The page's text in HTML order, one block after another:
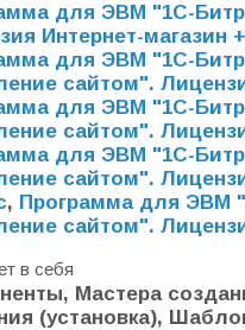
для ЭВМ "1С-
Интернет-магазин
для ЭВМ "1С-
сайтом".
для ЭВМ "1С-
сайтом".
для ЭВМ "1С-
сайтом".
, Программа для ЭВМ
сайтом".
в себя
Мастера
(установка),